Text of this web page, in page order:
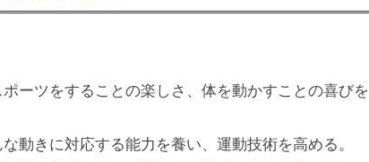
ーツをすることの楽しさ、体を動かすことの喜びを
動きに対応する能力を養い、運動技術を高める。